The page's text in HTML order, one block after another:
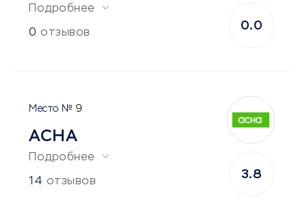
Подробнее
0 отзывов
0.0
9
АСНА
Подробнее
14 отзывов
3.8